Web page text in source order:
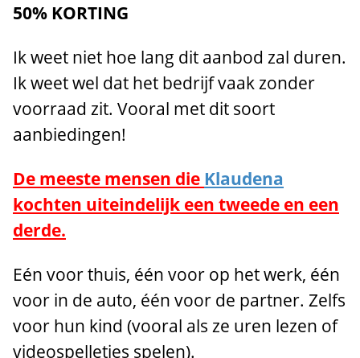
50% KORTING
Ik weet niet hoe lang dit aanbod zal duren.
Ik weet wel dat het bedrijf vaak zonder
voorraad zit. Vooral met dit soort
aanbiedingen!
De meeste mensen die Klaudena
kochten uiteindelijk een tweede en een
derde.
Eén voor thuis, één voor op het werk, één
voor in de auto, één voor de partner. Zelfs
voor hun kind (vooral als ze uren lezen of
videospelletjes spelen).